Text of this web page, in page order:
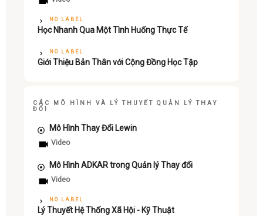
NO LABEL
Học Nhanh Qua Một Tình Huống Thực Tế
NO LABEL
Giới Thiệu Bản Thân với Cộng Đồng Học Tập
CÁC MÔ HÌNH VÀ LÝ THUYẾT QUẢN LÝ THAY
ĐỔI
Mô Hình Thay Đổi Lewin
Video
Mô Hình ADKAR trong Quản lý Thay đổi
Video
NO LABEL
Lý Thuyết Hệ Thống Xã Hội - Kỹ Thuật